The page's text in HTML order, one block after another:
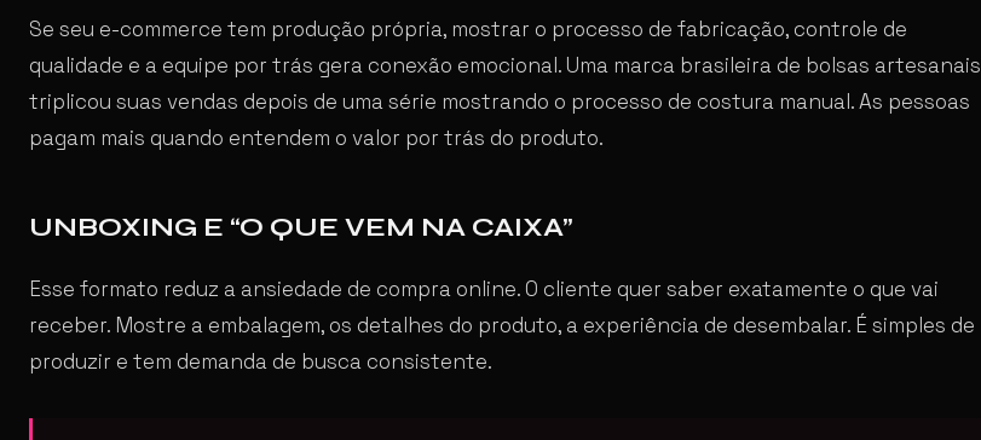
Se seu e-commerce tem produção própria, mostrar o processo de fabricação, controle de
qualidade e a equipe por trás gera conexão emocional. Uma marca brasileira de bolsas artesanais
triplicou suas vendas depois de uma série mostrando o processo de costura manual. As pessoas
pagam mais quando entendem o valor por trás do produto.
UNBOXING E “O QUE VEM NA CAIXA”
Esse formato reduz a ansiedade de compra online. O cliente quer saber exatamente o que vai
receber. Mostre a embalagem, os detalhes do produto, a experiência de desembalar. É simples de
produzir e tem demanda de busca consistente.